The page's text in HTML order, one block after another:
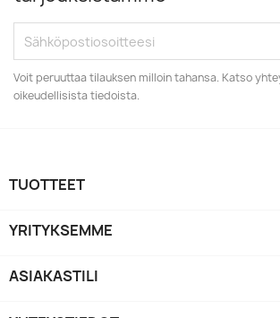
Voit peruuttaa tilauksen milloin tahansa. Katso
oikeudellisista tiedoista.
TUOTTEET
YRITYKSEMME
ASIAKASTILI